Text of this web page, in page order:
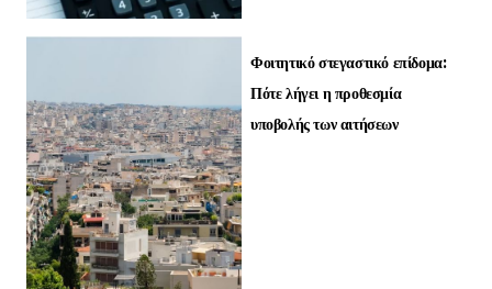
Φοιτητικό στεγαστικό επίδομα:
Πότε λήγει η προθεσμία
υποβολής των αιτήσεων